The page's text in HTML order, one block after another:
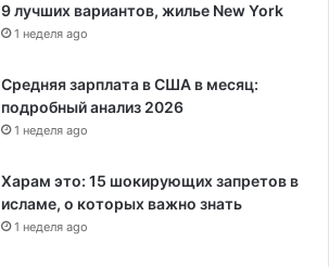
9 лучших вариантов, жилье New York
1 неделя ago
Средняя зарплата в США в месяц:
подробный анализ 2026
1 неделя ago
Харам это: 15 шокирующих запретов в
исламе, о которых важно знать
1 неделя ago